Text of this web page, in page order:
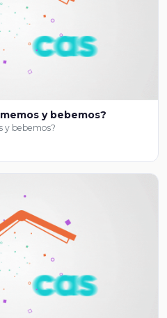
y bebemos?
y bebemos?